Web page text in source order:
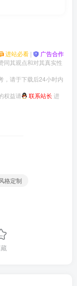
进站必看 | 广告合作
同其观点和对其真实性
，请于下载后24小时内
权益请 联系站长 进
格定制